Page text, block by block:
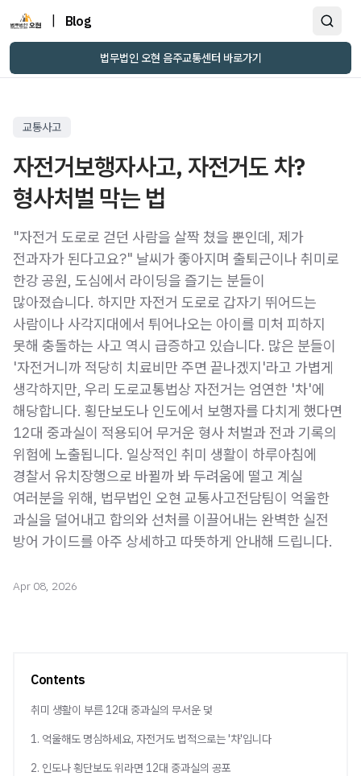
Blog
법무법인 오현 음주교통센터 바로가기
교통사고
자전거보행자사고, 자전거도 차?
형사처벌 막는 법
"자전거 도로로 걷던 사람을 살짝 쳤을 뿐인데, 제가
전과자가 된다고요?" 날씨가 좋아지며 출퇴근이나 취미로
한강 공원, 도심에서 라이딩을 즐기는 분들이
많아졌습니다. 하지만 자전거 도로로 갑자기 뛰어드는
사람이나 사각지대에서 튀어나오는 아이를 미처 피하지
못해 충돌하는 사고 역시 급증하고 있습니다. 많은 분들이
'자전거니까 적당히 치료비만 주면 끝나겠지'라고 가볍게
생각하지만, 우리 도로교통법상 자전거는 엄연한 '차'에
해당합니다. 횡단보도나 인도에서 보행자를 다치게 했다면
12대 중과실이 적용되어 무거운 형사 처벌과 전과 기록의
위험에 노출됩니다. 일상적인 취미 생활이 하루아침에
경찰서 유치장행으로 바뀔까 봐 두려움에 떨고 계실
여러분을 위해, 법무법인 오현 교통사고전담팀이 억울한
과실을 덜어내고 합의와 선처를 이끌어내는 완벽한 실전
방어 가이드를 아주 상세하고 따뜻하게 안내해 드립니다.
Apr 08, 2026
Contents
취미 생활이 부른 12대 중과실의 무서운 덫
1. 억울해도 명심하세요, 자전거도 법적으로는 '차'입니다
2. 인도나 횡단보도 위라면 12대 중과실의 공포